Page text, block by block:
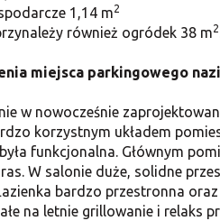
1,14 m2
również ogródek 38 m2
miejsca parkingowego
w nowocześnie
korzystnym układem
funkcjonalna. Głównym
W salonie duże, solidne
bardzo przestronna
na letnie grillowanie i relaks